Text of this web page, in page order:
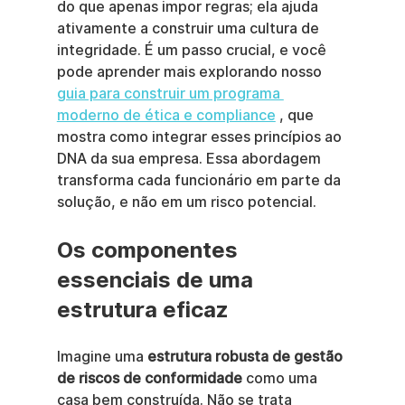
do que apenas impor regras; ela ajuda
ativamente a construir uma cultura de
integridade. É um passo crucial, e você
pode aprender mais explorando nosso
guia para construir um programa
moderno de ética e compliance , que
mostra como integrar esses princípios ao
DNA da sua empresa. Essa abordagem
transforma cada funcionário em parte da
solução, e não em um risco potencial.
Os componentes
essenciais de uma
estrutura eficaz
Imagine uma estrutura robusta de gestão
de riscos de conformidade como uma
casa bem construída. Não se trata